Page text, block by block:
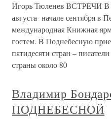
Игорь Тюленев ВСТРЕЧИ
августа- начале сентября в
международная Книжная
гостем. В Поднебесную
пятидесяти стран –
страны около 80
Владимир
ПОДНЕБЕСНОЙ